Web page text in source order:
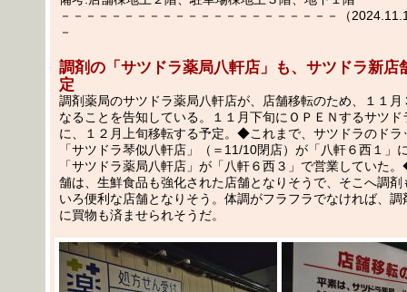
－－－－－－－－－－－－－－－－－－－－－－（
－
調剤の「サツドラ薬局八軒店」も、サツドラ新店
定
調剤薬局のサツドラ薬局八軒店が、店舗移転のため、１１月
なることを告知している。１１月下旬にＯＰＥＮするサツド
に、１２月上旬移転する予定。◆これまで、サツドラのドラ
「サツドラ琴似八軒店」（＝11/10閉店）が「八軒６西１」
「サツドラ薬局八軒店」が「八軒６西３」で営業していた
舗は、生鮮食品も強化された店舗となりそうで、そこへ調剤
いろ便利な店舗となりそう。体調がフラフラでなければ、調
に買物も済ませられそうだ。